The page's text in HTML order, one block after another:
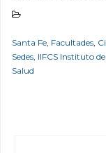
Santa Fe, Facultades,
Sedes, IIFCS Instituto
Salud